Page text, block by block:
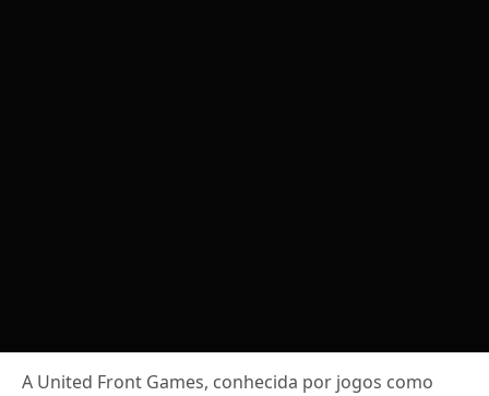
A United Front Games, conhecida por jogos como